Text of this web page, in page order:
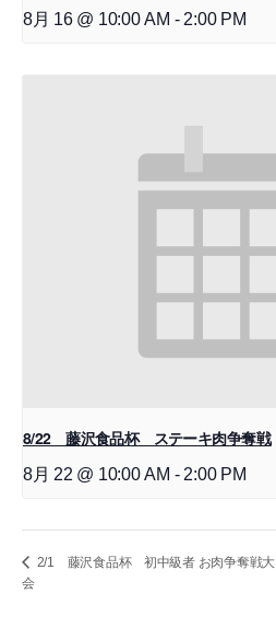
8月 16 @ 10:00 AM - 2:00 PM
8/22 藤沢食品杯 ステーキ肉争奪戦
8月 22 @ 10:00 AM - 2:00 PM
2/1 藤沢食品杯 初中級者 お肉争奪戦大
会